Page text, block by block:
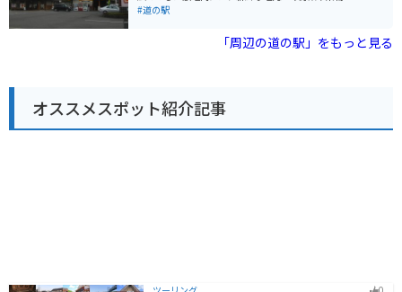
の駅 織部の里・もとすは、美濃焼の魅力に触れながら、
ぶ農産物直売所や、岐阜県の名産品を扱うお土産コーナ
いる「富有柿」は、甘みが強く濃厚な味わいで、お土産
に最適です。 柿を使った加工品も充実しており、柿の葉
ムや柿パフェなど、ここでしか味わえないオリジナルメ
ニューが人気を集めています。 道の駅には、広々とした
駐車場と休憩スペースが完備されており、ドライブ中の
#道の駅
「周辺の道の駅」をもっと見る
オススメスポット紹介記事